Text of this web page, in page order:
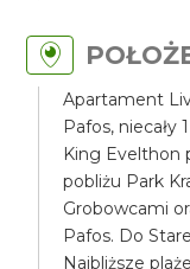
Apartament
Pafos,
King Evelthon
pobliżu Park
Grobowcami
Pafos. Do
Najbliższe